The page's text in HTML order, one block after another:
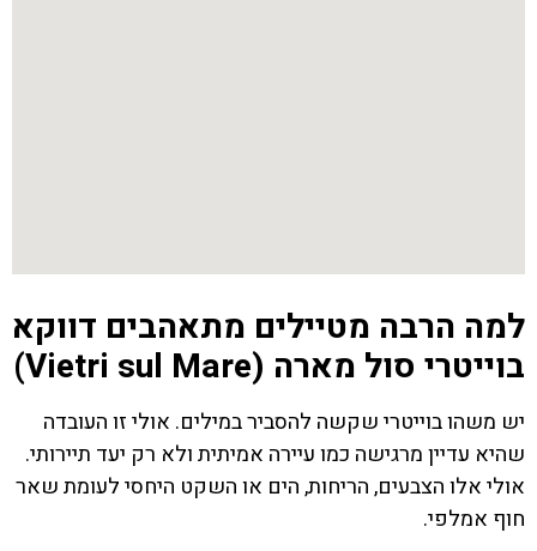
למה הרבה מטיילים מתאהבים דווקא
בוייטרי סול מארה (Vietri sul Mare)
יש משהו בוייטרי שקשה להסביר במילים. אולי זו העובדה
שהיא עדיין מרגישה כמו עיירה אמיתית ולא רק יעד תיירותי.
אולי אלו הצבעים, הריחות, הים או השקט היחסי לעומת שאר
חוף אמלפי.